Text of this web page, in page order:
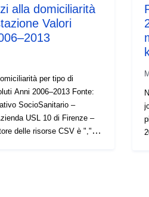
alla domiciliarità
Valori
per tipo di
2006–2013 Fonte:
SocioSanitario –
USL 10 di Firenze –
delle risorse CSV è ","